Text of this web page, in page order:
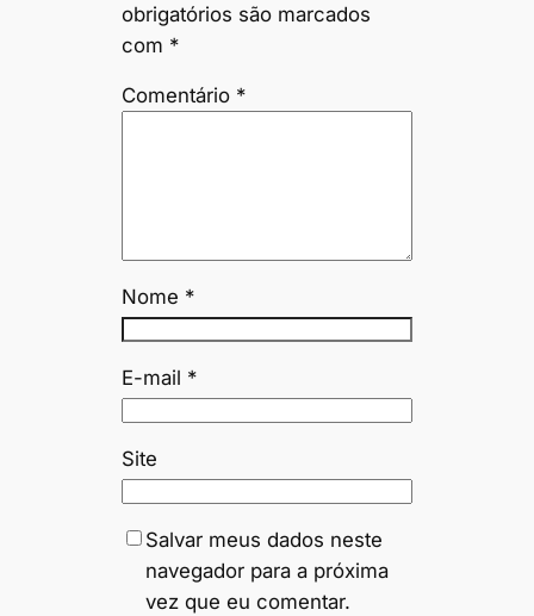
obrigatórios são marcados
com *
Comentário *
Nome *
E-mail *
Site
Salvar meus dados neste
navegador para a próxima
vez que eu comentar.